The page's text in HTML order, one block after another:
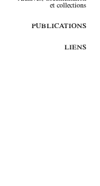
et collections
publications
liens